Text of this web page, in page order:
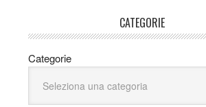
CATEGORIE
Categorie